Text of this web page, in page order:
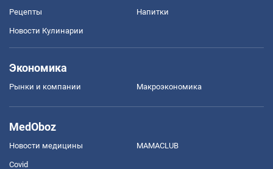
Рецепты Напитки
Новости Кулинарии
Экономика
Рынки и компании Mакроэкономика
MedOboz
Новости медицины MAMACLUB
Covid